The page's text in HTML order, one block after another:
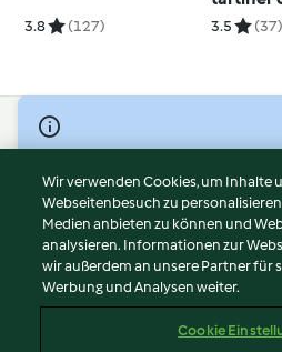
3.8 (127)
noisette
3.5 (37)
© Copyright 2026
Nutzungsbedingungen
Datenschutzrichtlinien
Disclaimer
Impressum
Cookies
Wir verwenden Cookies, um Inhalte
Webseitenbesuch zu
Medien anbieten zu können und
analysieren. Informationen zur
wir außerdem an unsere Partner für
Werbung und Analysen weiter.
Cookie